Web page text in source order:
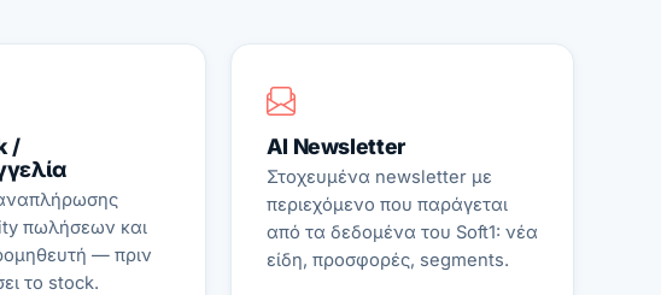
/
πωλήσεων και
— πριν
το stock.
AI Newsletter
Στοχευμένα newsletter με
περιεχόμενο που παράγεται
από τα δεδομένα του Soft1: νέα
είδη, προσφορές, segments.